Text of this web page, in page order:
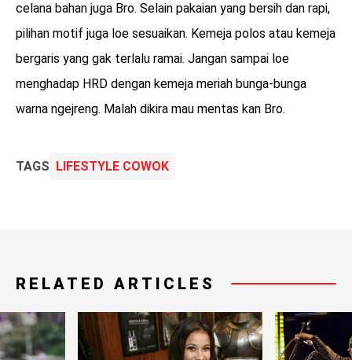
celana bahan juga Bro. Selain pakaian yang bersih dan rapi,
pilihan motif juga loe sesuaikan. Kemeja polos atau kemeja
bergaris yang gak terlalu ramai. Jangan sampai loe
menghadap HRD dengan kemeja meriah bunga-bunga
warna ngejreng. Malah dikira mau mentas kan Bro.
TAGS LIFESTYLE COWOK
RELATED ARTICLES